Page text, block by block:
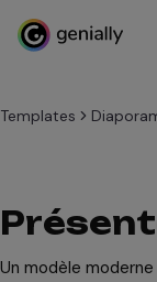
Templates
Un modèle